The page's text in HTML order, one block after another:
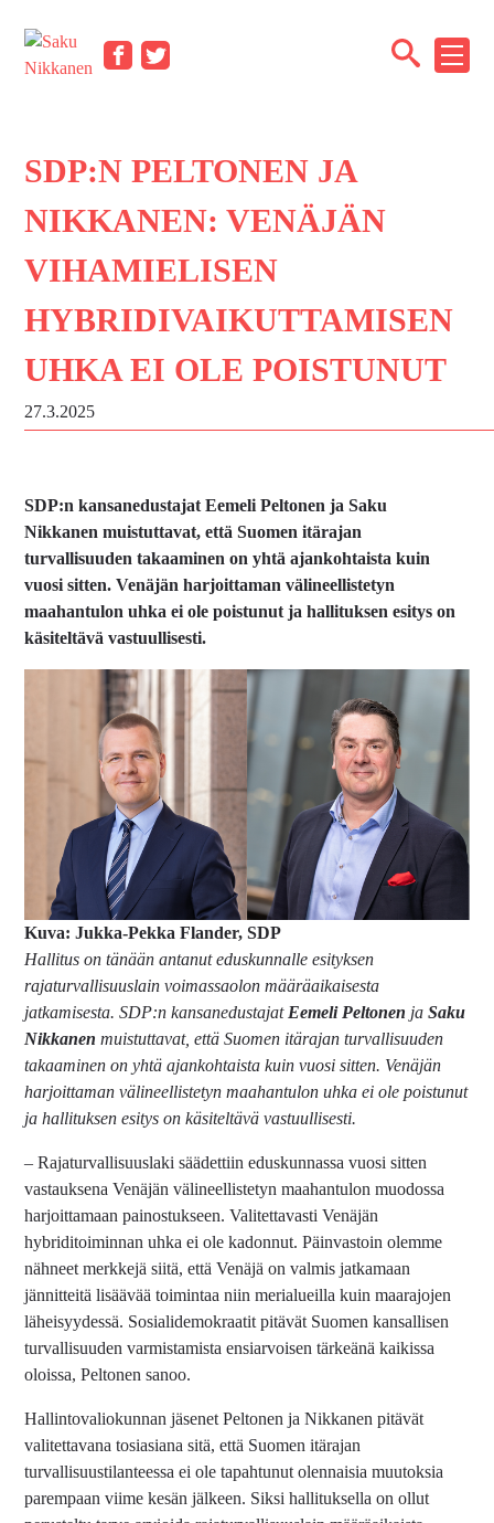
sisältöön
SDP:N PELTONEN JA
NIKKANEN: VENÄJÄN
VIHAMIELISEN
HYBRIDIVAIKUTTAMISEN
UHKA EI OLE POISTUNUT
27.3.2025
SDP:n kansanedustajat Eemeli Peltonen ja Saku
Nikkanen muistuttavat, että Suomen itärajan
turvallisuuden takaaminen on yhtä ajankohtaista kuin
vuosi sitten. Venäjän harjoittaman välineellistetyn
maahantulon uhka ei ole poistunut ja hallituksen esitys on
käsiteltävä vastuullisesti.
Kuva: Jukka-Pekka Flander, SDP
Hallitus on tänään antanut eduskunnalle esityksen
rajaturvallisuuslain voimassaolon määräaikaisesta
jatkamisesta. SDP:n kansanedustajat Eemeli Peltonen jaSaku
Nikkanen muistuttavat, että Suomen itärajan turvallisuuden
takaaminen on yhtä ajankohtaista kuin vuosi sitten. Venäjän
harjoittaman välineellistetyn maahantulon uhka ei ole poistunut
ja hallituksen esitys on käsiteltävä vastuullisesti.
– Rajaturvallisuuslaki säädettiin eduskunnassa vuosi sitten
vastauksena Venäjän välineellistetyn maahantulon muodossa
harjoittamaan painostukseen. Valitettavasti Venäjän
hybriditoiminnan uhka ei ole kadonnut. Päinvastoin olemme
nähneet merkkejä siitä, että Venäjä on valmis jatkamaan
jännitteitä lisäävää toimintaa niin merialueilla kuin maarajojen
läheisyydessä. Sosialidemokraatit pitävät Suomen kansallisen
turvallisuuden varmistamista ensiarvoisen tärkeänä kaikissa
oloissa, Peltonen sanoo.
Hallintovaliokunnan jäsenet Peltonen ja Nikkanen pitävät
valitettavana tosiasiana sitä, että Suomen itärajan
turvallisuustilanteessa ei ole tapahtunut olennaisia muutoksia
parempaan viime kesän jälkeen. Siksi hallituksella on ollut